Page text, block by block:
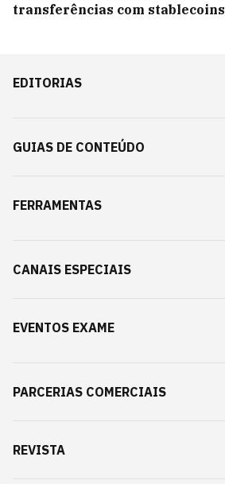
transferências com stablecoins
EDITORIAS
GUIAS DE CONTEÚDO
FERRAMENTAS
CANAIS ESPECIAIS
EVENTOS EXAME
PARCERIAS COMERCIAIS
REVISTA